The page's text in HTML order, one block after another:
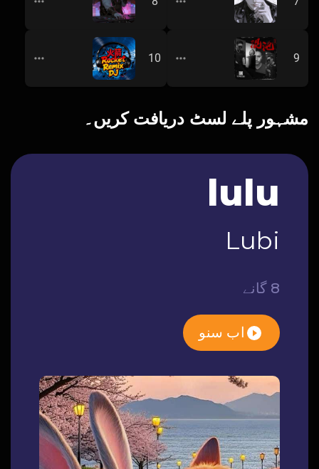
FL Studio
暗夜男
9
02 - T《唐门》SSS级（二）
DJ唐
10
喜城，暖色浮余生
火箭丶Rocket
مشہور پلے لسٹ دریافت کریں۔
lulu
Lubi
8 گانے
اب سنو